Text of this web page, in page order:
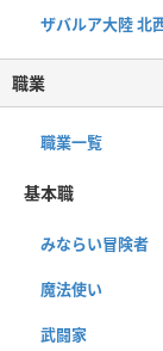
ザバルア大陸 北
職業
職業一覧
基本職
みならい冒険者
魔法使い
武闘家